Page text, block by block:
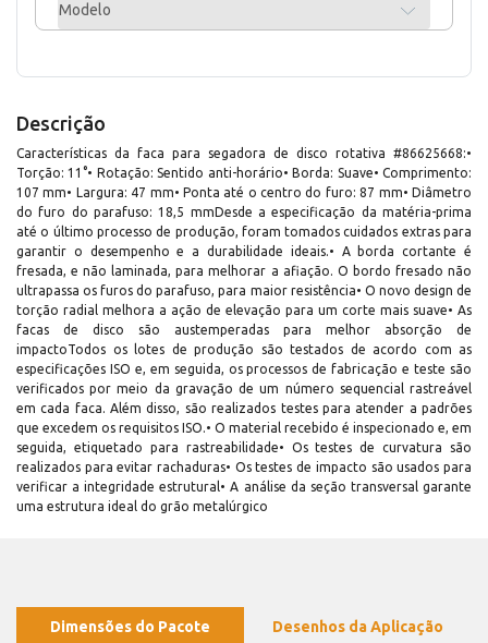
Modelo
Descrição
Características da faca para segadora de disco rotativa #86625668:•
Torção: 11°• Rotação: Sentido anti-horário• Borda: Suave• Comprimento:
107 mm• Largura: 47 mm• Ponta até o centro do furo: 87 mm• Diâmetro
do furo do parafuso: 18,5 mmDesde a especificação da matéria-prima
até o último processo de produção, foram tomados cuidados extras para
garantir o desempenho e a durabilidade ideais.• A borda cortante é
fresada, e não laminada, para melhorar a afiação. O bordo fresado não
ultrapassa os furos do parafuso, para maior resistência• O novo design de
torção radial melhora a ação de elevação para um corte mais suave• As
facas de disco são austemperadas para melhor absorção de
impactoTodos os lotes de produção são testados de acordo com as
especificações ISO e, em seguida, os processos de fabricação e teste são
verificados por meio da gravação de um número sequencial rastreável
em cada faca. Além disso, são realizados testes para atender a padrões
que excedem os requisitos ISO.• O material recebido é inspecionado e, em
seguida, etiquetado para rastreabilidade• Os testes de curvatura são
realizados para evitar rachaduras• Os testes de impacto são usados para
verificar a integridade estrutural• A análise da seção transversal garante
uma estrutura ideal do grão metalúrgico
Dimensões do Pacote Desenhos da Aplicação